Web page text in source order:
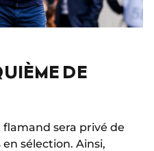
DE
sera privé de
sélection. Ainsi,